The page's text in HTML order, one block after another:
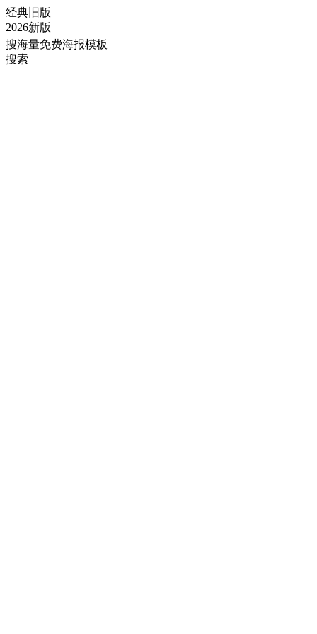
经典旧版
2026新版
搜海量免费海报模板
搜索